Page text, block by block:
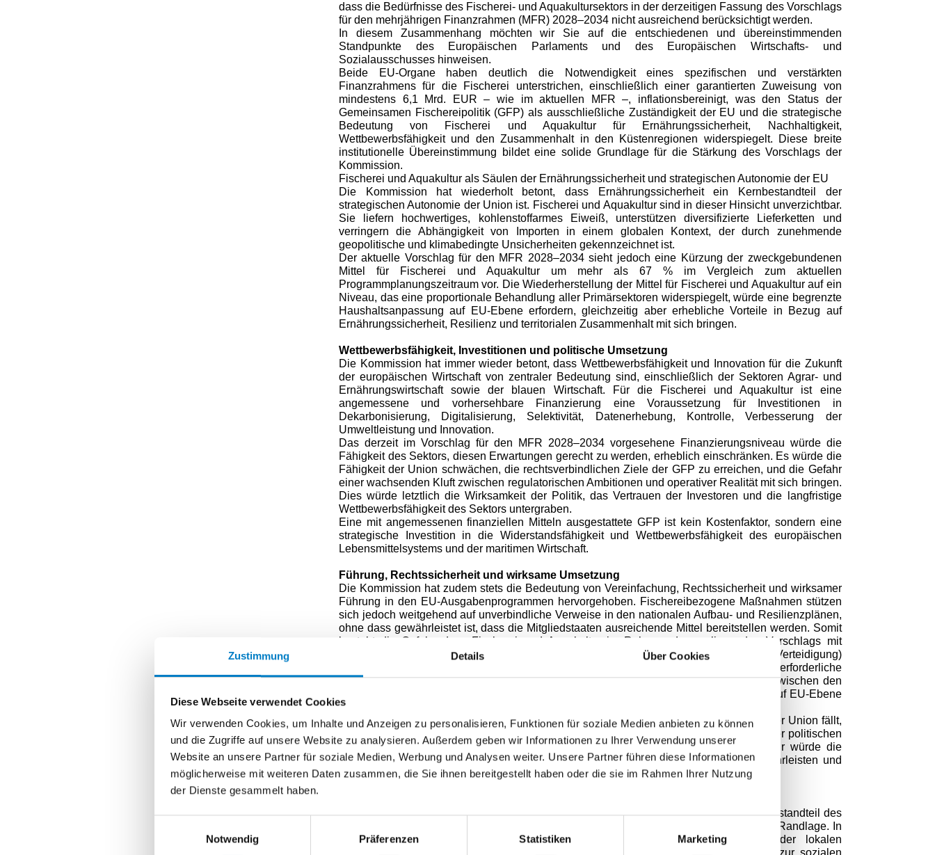
Zustimmung Details Über Cookies
Diese Webseite verwendet Cookies
Wir verwenden Cookies, um Inhalte und Anzeigen zu personalisieren, Funktionen für soziale Medien anbieten zu können
und die Zugriffe auf unsere Website zu analysieren. Außerdem geben wir Informationen zu Ihrer Verwendung unserer
Website an unsere Partner für soziale Medien, Werbung und Analysen weiter. Unsere Partner führen diese Informationen
möglicherweise mit weiteren Daten zusammen, die Sie ihnen bereitgestellt haben oder die sie im Rahmen Ihrer Nutzung
der Dienste gesammelt haben.
Notwendig
Präferenzen Statistiken Marketing
dass die Bedürfnisse des Fischerei- und Aquakultursektors in der derzeitigen Fassung des Vorschlags
für den mehrjährigen Finanzrahmen (MFR) 2028–2034 nicht ausreichend berücksichtigt werden.
In diesem Zusammenhang möchten wir Sie auf die entschiedenen und übereinstimmenden
Standpunkte des Europäischen Parlaments und des Europäischen Wirtschafts- und
Sozialausschusses hinweisen.
Beide EU-Organe haben deutlich die Notwendigkeit eines spezifischen und verstärkten
Finanzrahmens für die Fischerei unterstrichen, einschließlich einer garantierten Zuweisung von
mindestens 6,1 Mrd. EUR – wie im aktuellen MFR –, inflationsbereinigt, was den Status der
Gemeinsamen Fischereipolitik (GFP) als ausschließliche Zuständigkeit der EU und die strategische
Bedeutung von Fischerei und Aquakultur für Ernährungssicherheit, Nachhaltigkeit,
Wettbewerbsfähigkeit und den Zusammenhalt in den Küstenregionen widerspiegelt. Diese breite
institutionelle Übereinstimmung bildet eine solide Grundlage für die Stärkung des Vorschlags der
Kommission.
Fischerei und Aquakultur als Säulen der Ernährungssicherheit und strategischen Autonomie der EU
Die Kommission hat wiederholt betont, dass Ernährungssicherheit ein Kernbestandteil der
strategischen Autonomie der Union ist. Fischerei und Aquakultur sind in dieser Hinsicht unverzichtbar.
Sie liefern hochwertiges, kohlenstoffarmes Eiweiß, unterstützen diversifizierte Lieferketten und
verringern die Abhängigkeit von Importen in einem globalen Kontext, der durch zunehmende
geopolitische und klimabedingte Unsicherheiten gekennzeichnet ist.
Der aktuelle Vorschlag für den MFR 2028–2034 sieht jedoch eine Kürzung der zweckgebundenen
Mittel für Fischerei und Aquakultur um mehr als 67 % im Vergleich zum aktuellen
Programmplanungszeitraum vor. Die Wiederherstellung der Mittel für Fischerei und Aquakultur auf ein
Niveau, das eine proportionale Behandlung aller Primärsektoren widerspiegelt, würde eine begrenzte
Haushaltsanpassung auf EU-Ebene erfordern, gleichzeitig aber erhebliche Vorteile in Bezug auf
Ernährungssicherheit, Resilienz und territorialen Zusammenhalt mit sich bringen.
Wettbewerbsfähigkeit, Investitionen und politische Umsetzung
Die Kommission hat immer wieder betont, dass Wettbewerbsfähigkeit und Innovation für die Zukunft
der europäischen Wirtschaft von zentraler Bedeutung sind, einschließlich der Sektoren Agrar- und
Ernährungswirtschaft sowie der blauen Wirtschaft. Für die Fischerei und Aquakultur ist eine
angemessene und vorhersehbare Finanzierung eine Voraussetzung für Investitionen in
Dekarbonisierung, Digitalisierung, Selektivität, Datenerhebung, Kontrolle, Verbesserung der
Umweltleistung und Innovation.
Das derzeit im Vorschlag für den MFR 2028–2034 vorgesehene Finanzierungsniveau würde die
Fähigkeit des Sektors, diesen Erwartungen gerecht zu werden, erheblich einschränken. Es würde die
Fähigkeit der Union schwächen, die rechtsverbindlichen Ziele der GFP zu erreichen, und die Gefahr
einer wachsenden Kluft zwischen regulatorischen Ambitionen und operativer Realität mit sich bringen.
Dies würde letztlich die Wirksamkeit der Politik, das Vertrauen der Investoren und die langfristige
Wettbewerbsfähigkeit des Sektors untergraben.
Eine mit angemessenen finanziellen Mitteln ausgestattete GFP ist kein Kostenfaktor, sondern eine
strategische Investition in die Widerstandsfähigkeit und Wettbewerbsfähigkeit des europäischen
Lebensmittelsystems und der maritimen Wirtschaft.
Führung, Rechtssicherheit und wirksame Umsetzung
Die Kommission hat zudem stets die Bedeutung von Vereinfachung, Rechtssicherheit und wirksamer
Führung in den EU-Ausgabenprogrammen hervorgehoben. Fischereibezogene Maßnahmen stützen
sich jedoch weitgehend auf unverbindliche Verweise in den nationalen Aufbau- und Resilienzplänen,
ohne dass gewährleistet ist, dass die Mitgliedstaaten ausreichende Mittel bereitstellen werden. Somit
besteht die Gefahr, dass Fischerei und Aquakultur im Rahmen des vorliegenden Vorschlags mit
anderen, höher priorisierten nationalen Politikbereichen (z. B. Sicherheit und Verteidigung)
konkurrieren, was dazu führt, dass Fischerei und Aquakultur nicht die erforderliche
Mindestfinanzierung auf nationaler Ebene erhalten, wodurch erhebliche Unterschiede zwischen den
Mitgliedstaaten und eine Diskrepanz zwischen den politischen Zielen der EU und den auf EU-Ebene
bereitgestellten Mitteln entstehen.
Für eine vollständig harmonisierte EU-Politik, die in die ausschließliche Zuständigkeit der Union fällt,
birgt dieser Ansatz die Gefahr einer fragmentierten Umsetzung und einer Schwächung der politischen
Kohärenz. Die Einführung spezifischer Rechtsvorschriften für Fischerei und Aquakultur würde die
Vorhersehbarkeit erhöhen, eine einheitliche Umsetzung in allen Mitgliedstaaten gewährleisten und
die Glaubwürdigkeit des EU-Handelns in Küsten- und Flussanrainerregionen stärken.
Fischerei, Aquakultur und die Verarbeitung von Fischereierzeugnissen sind integraler Bestandteil des
wirtschaftlichen und sozialen Gefüges vieler Küsten-, Fluss- und Regionen in äußerster Randlage. In
vielen Gebieten sichern sie einen erheblichen Anteil der Beschäftigung und der lokalen
Wirtschaftstätigkeit und tragen damit unmittelbar zum territorialen Zusammenhalt und zur sozialen